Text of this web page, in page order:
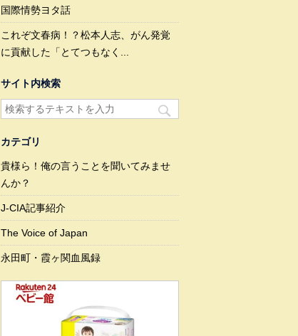
国際情勢ヨタ話
これぞ文春病！？松本人志、がん発覚
に貢献した「とてつもなく...
サイト内検索
カテゴリ
貴様ら！俺の言うことを聞いてみませ
んか？
J-CIA記事紹介
The Voice of Japan
永田町・霞ヶ関血風録